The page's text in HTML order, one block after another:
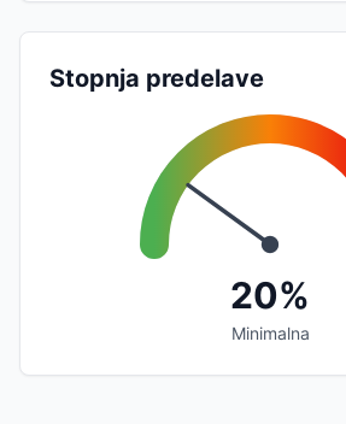
Stopnja predelave
20%
Minimalna